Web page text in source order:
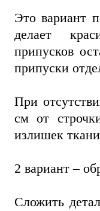
Это вариант
делает
припусков
припуски
При
см от
излишек
2 вариант –
Сложить